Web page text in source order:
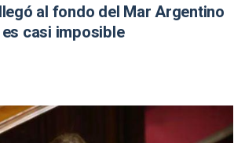
al fondo del Mar Argentino
casi imposible